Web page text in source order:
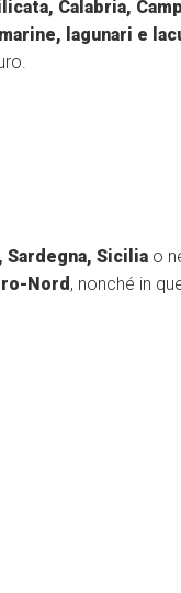
Calabria,
lagunari e
Sardegna, Sicilia o
Nord , nonché in